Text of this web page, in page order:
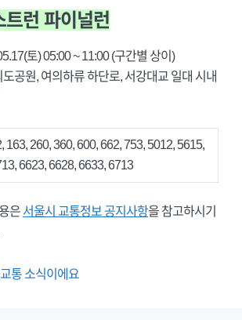
런 파이널런
토) 05:00 ~ 11:00 (구간별 상이)
도공원, 여의하류 하단로, 서강대교 일대 시내
163, 260, 360, 600, 662, 753, 5012, 5615,
6623, 6628, 6633, 6713
은 서울시 교통정보 공지사항을 참고하시기
통 소식이에요